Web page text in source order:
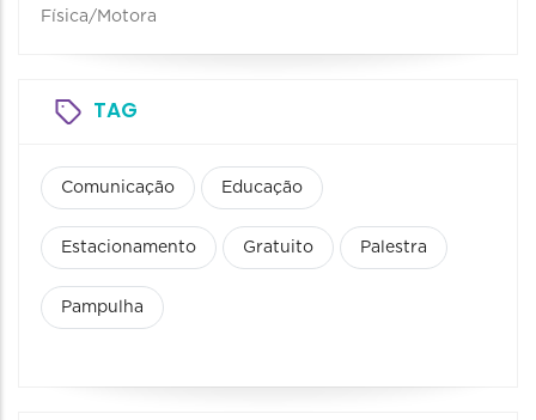
Física/Motora
TAG
Comunicação Educação
Estacionamento Gratuito Palestra
Pampulha